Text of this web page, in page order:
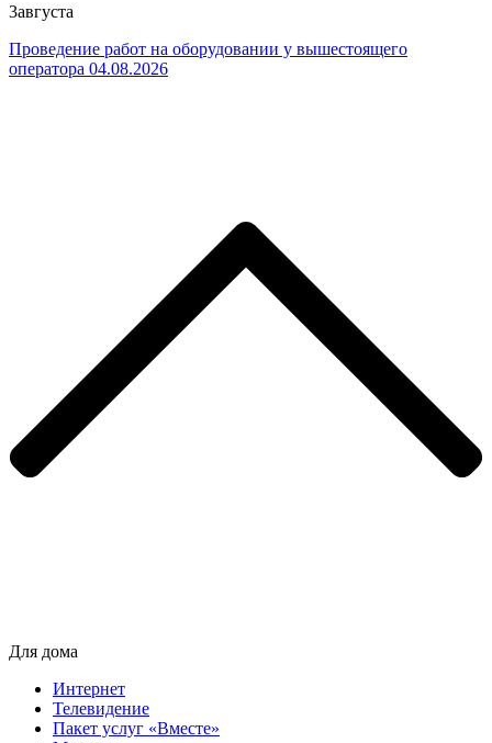
3августа
Проведение работ на оборудовании у вышестоящего
оператора 04.08.2026
Для дома
Интернет
Телевидение
Пакет услуг «Вместе»